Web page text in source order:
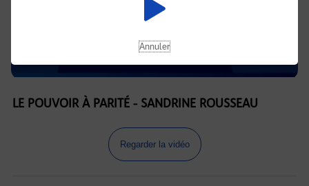
LE POUVOIR À PARITÉ - SANDRINE ROUSSEAU
Regarder la vidéo
Annuler